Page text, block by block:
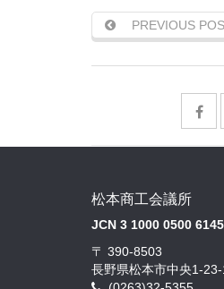
PREVIOUS
松本商工会議所
JCN 3 1000 0500 6145
〒 390-8503
長野県松本市中央1-23-